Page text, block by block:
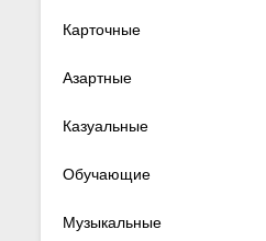
Карточные
Азартные
Казуальные
Обучающие
Музыкальные